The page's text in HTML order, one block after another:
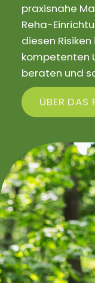
praxisnahe
Reha-
diesen
kompetenten
beraten und
ÜBER DAS